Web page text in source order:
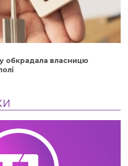
обкрадала власницю